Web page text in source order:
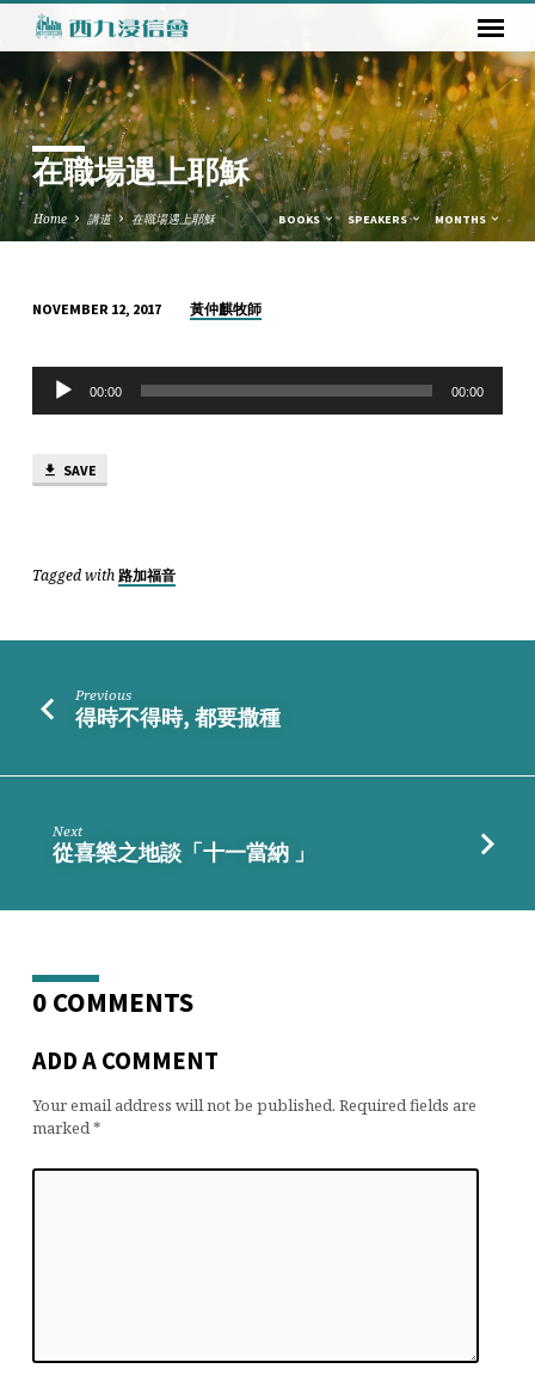
在職場遇上耶穌
Home 講道 在職場遇上耶穌 BOOKS SPEAKERS MONTHS
職
場
遇
耶
NOVEMBER 12, 2017 黃仲麒牧師
Audio
Player
00:00 00:00
SAVE
Tagged with 路加福音
Previous
得時不得時, 都要撒種
Next
從喜樂之地談「十一當納 」
0 COMMENTS
ADD A COMMENT
Your email address will not be published. Required fields are
marked *